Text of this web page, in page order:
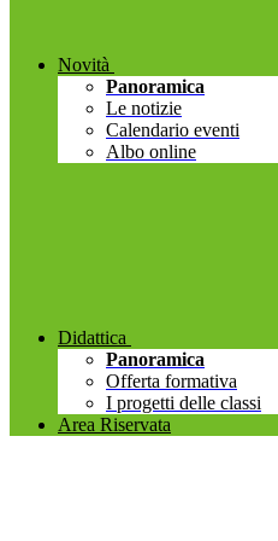
Novità
Panoramica
Le notizie
Calendario eventi
Albo online
Didattica
Panoramica
Offerta formativa
I progetti delle classi
Area Riservata